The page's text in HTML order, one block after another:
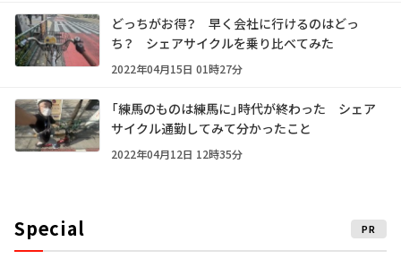
どっちがお得？ 早く会社に行けるのはどっ
ち？ シェアサイクルを乗り比べてみた
2022年04月15日 01時27分
「練馬のものは練馬に」時代が終わった シェア
サイクル通勤してみて分かったこと
2022年04月12日 12時35分
Special PR